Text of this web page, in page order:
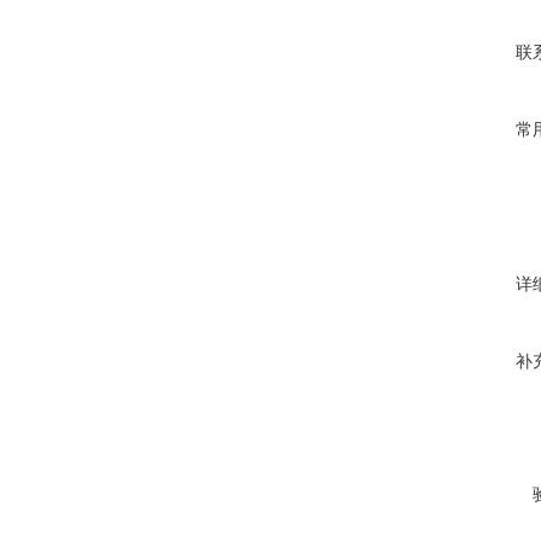
联
常
详
补